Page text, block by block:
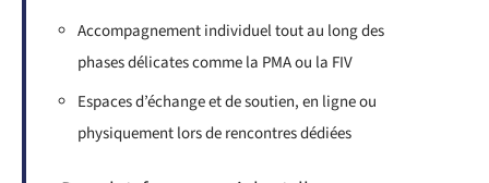
Accompagnement individuel tout au long des
phases délicates comme la PMA ou la FIV
Espaces d’échange et de soutien, en ligne ou
physiquement lors de rencontres dédiées